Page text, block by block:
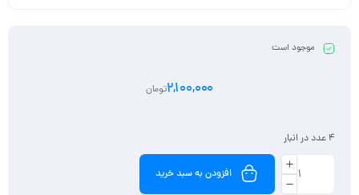
موجود است
2,100,000تومان
4 عدد در انبار
افزودن به سبد خرید